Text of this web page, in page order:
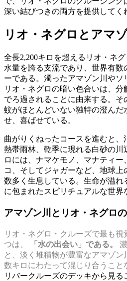
深い結びつきの両方を提供してく
リオ・ネグロとアマ
全長2,200キロを超えるリオ・ネグ
水量を誇る支流であり、世界有
ーである。濁ったアマゾン川やソ
リオ・ネグロの暗い色合いは、
でろ過されることに由来する。そ
蚊がほとんどいない独特の澄んだ
せ、喜ばせている。
曲がりくねったコースを進むと
熱帯雨林、乾季に現れる白砂の
ロには、ナマケモノ、マナティ
コ、そしてジャガーなど、地球
数多く生息している。生命が溢れ
に包まれたスピリチュアルな世界
アマゾン川とリオ・ネグロ
リオ・ネグロ・クルーズで最も視
つは、
「水の出会い」である。
と、淡く堆積物が豊富なアマゾン
数キロにわたって混じり合うこと
リバークルーズのデッキから見